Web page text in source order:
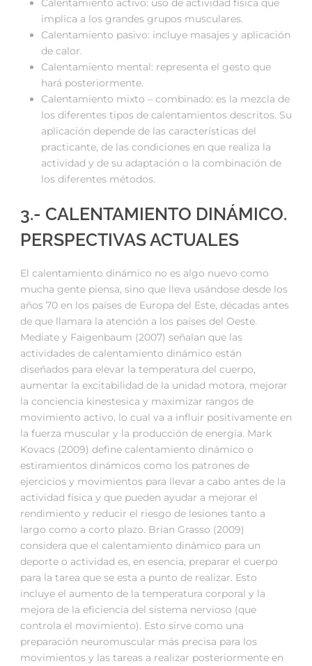
Calentamiento activo: uso de actividad física que
implica a los grandes grupos musculares.
Calentamiento pasivo: incluye masajes y aplicación
de calor.
Calentamiento mental: representa el gesto que
hará posteriormente.
Calentamiento mixto – combinado: es la mezcla de
los diferentes tipos de calentamientos descritos. Su
aplicación depende de las características del
practicante, de las condiciones en que realiza la
actividad y de su adaptación o la combinación de
los diferentes métodos.
3.- CALENTAMIENTO DINÁMICO.
PERSPECTIVAS ACTUALES
El calentamiento dinámico no es algo nuevo como
mucha gente piensa, sino que lleva usándose desde los
años 70 en los países de Europa del Este, décadas antes
de que llamara la atención a los países del Oeste.
Mediate y Faigenbaum (2007) señalan que las
actividades de calentamiento dinámico están
diseñados para elevar la temperatura del cuerpo,
aumentar la excitabilidad de la unidad motora, mejorar
la conciencia kinestesica y maximizar rangos de
movimiento activo, lo cual va a influir positivamente en
la fuerza muscular y la producción de energía. Mark
Kovacs (2009) define calentamiento dinámico o
estiramientos dinámicos como los patrones de
ejercicios y movimientos para llevar a cabo antes de la
actividad física y que pueden ayudar a mejorar el
rendimiento y reducir el riesgo de lesiones tanto a
largo como a corto plazo. Brian Grasso (2009)
considera que el calentamiento dinámico para un
deporte o actividad es, en esencia, preparar el cuerpo
para la tarea que se esta a punto de realizar. Esto
incluye el aumento de la temperatura corporal y la
mejora de la eficiencia del sistema nervioso (que
controla el movimiento). Esto sirve como una
preparación neuromuscular más precisa para los
movimientos y las tareas a realizar posteriormente en